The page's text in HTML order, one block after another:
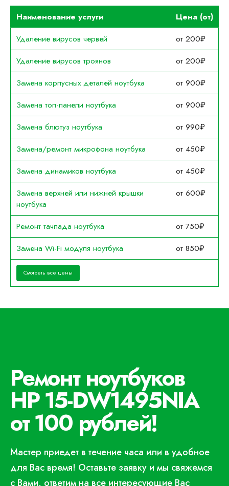
Наименование услуги
Цена (от)
Удаление вирусов червей
от 200₽
Удаление вирусов троянов
от 200₽
Замена корпусных деталей ноутбука
от 900₽
Замена топ-панели ноутбука
от 900₽
Замена блютуз ноутбука
от 990₽
Замена/ремонт микрофона ноутбука
от 450₽
Замена динамиков ноутбука
от 450₽
Замена верхней или нижней крышки
ноутбука
от 600₽
Ремонт тачпада ноутбука
от 750₽
Замена Wi-Fi модуля ноутбука
от 850₽
Смотреть все цены
Ремонт ноутбуков
HP 15-DW1495NIA
от 100 рублей!
Мастер приедет в течение часа или в удобное
для Вас время! Оставьте заявку и мы свяжемся
с Вами, ответим на все интересующие Вас